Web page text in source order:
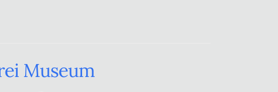
Museum